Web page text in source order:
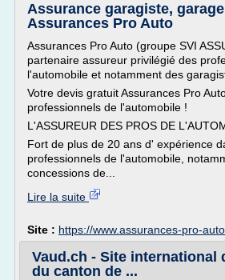
Assurance garagiste,
Assurances Pro Auto
Assurances Pro Auto (groupe SVI
partenaire assureur privilégié des
l'automobile et notamment des
Votre devis gratuit Assurances Pro
professionnels de l'automobile !
L'ASSUREUR DES PROS DE
Fort de plus de 20 ans d' expérience
professionnels de l'automobile,
concessions de...
Lire la suite
Site : https://www.assurances-pro-
Vaud.ch - Site international
du canton de ...